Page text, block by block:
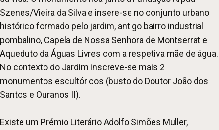
Szenes/Vieira da Silva e insere-se no conjunto urbano
histórico formado pelo jardim, antigo bairro industrial
pombalino, Capela de Nossa Senhora de Montserrat e
Aqueduto da Águas Livres com a respetiva mãe de água.
No contexto do Jardim inscreve-se mais 2
monumentos escultóricos (busto do Doutor João dos
Santos e Ouranos II).
Existe um Prémio Literário Adolfo Simões Muller,